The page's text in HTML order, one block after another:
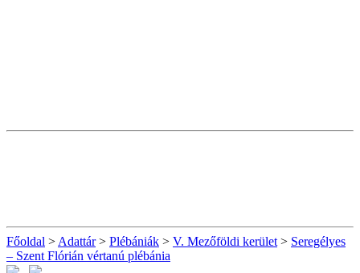
Főoldal > Adattár> Plébániák > V. Mezőföldi kerület > Seregélyes
– Szent Flórián vértanú plébánia